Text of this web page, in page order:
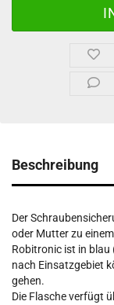
Beschreibung
Der
oder Mutter zu
Robitronic ist in
nach Einsatzgebiet
gehen.
Die Flasche verfügt